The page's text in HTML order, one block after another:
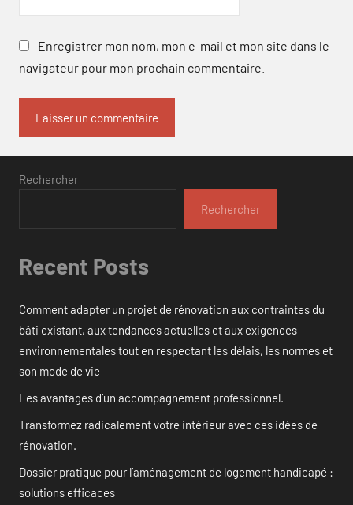
Enregistrer mon nom, mon e-mail et mon site dans le
navigateur pour mon prochain commentaire.
Rechercher
Rechercher
Recent Posts
Comment adapter un projet de rénovation aux contraintes du
bâti existant, aux tendances actuelles et aux exigences
environnementales tout en respectant les délais, les normes et
son mode de vie
Les avantages d’un accompagnement professionnel.
Transformez radicalement votre intérieur avec ces idées de
rénovation.
Dossier pratique pour l’aménagement de logement handicapé :
solutions efficaces